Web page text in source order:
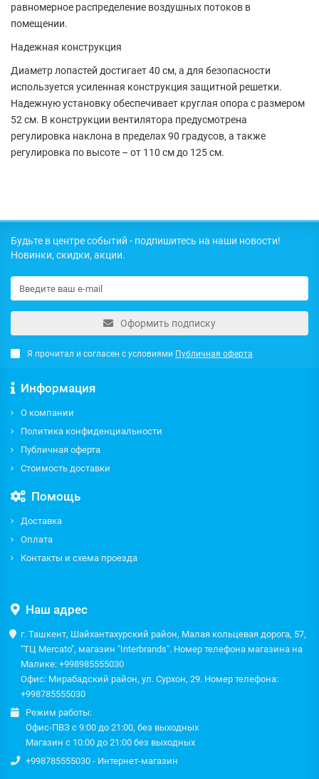
равномерное распределение воздушных потоков в
помещении.
Надежная конструкция
Диаметр лопастей достигает 40 см, а для безопасности
используется усиленная конструкция защитной решетки.
Надежную установку обеспечивает круглая опора с размером
52 см. В конструкции вентилятора предусмотрена
регулировка наклона в пределах 90 градусов, а также
регулировка по высоте – от 110 см до 125 см.
Будьте в центре событий - подпишитесь на наши новости!
Новинки, скидки, акции.
Оформить подписку
Я прочитал и согласен с условиями Публичная оферта
Информация
О компании
Политика конфиденциальности
Публичная оферта
Стоимость доставки
Помощь
Доставка
Оплата
Контакты и схема проезда
Наш адрес
г. Ташкент, Шайхантахурский район, Малая кольцевая дорога, 57,
"ТЦ Mercato", магазин "Interbrands". Номер телефона магазина на
Малике: +998985555030
Офис: Мирабадский район, ул. Сурхон, 29. Номер телефона:
+998785555030
Режим работы:
Офис-ПВЗ с 9:00 до 21:00, без выходных
Магазин с 10:00 до 21:00 без выходных
+998785555030 - Интернет-магазин